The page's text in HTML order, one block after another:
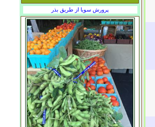
پرورش سویا از طریق بذر